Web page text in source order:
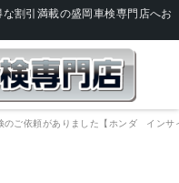
割引満載の盛岡車検専門店へお
のご依頼がありました【ホンダ インサ